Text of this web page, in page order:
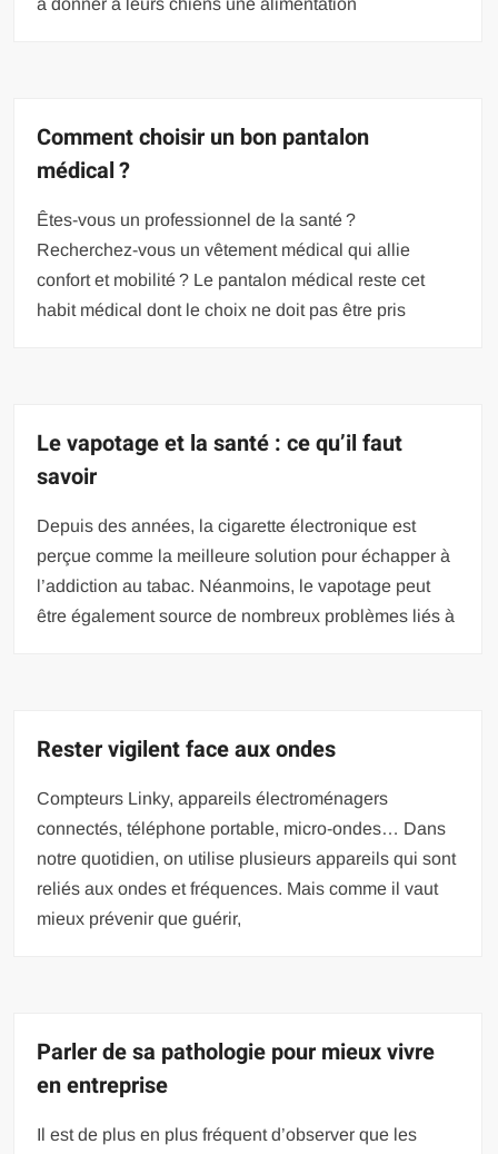
à donner à leurs chiens une alimentation
Comment choisir un bon pantalon
médical ?
Êtes-vous un professionnel de la santé ?
Recherchez-vous un vêtement médical qui allie
confort et mobilité ? Le pantalon médical reste cet
habit médical dont le choix ne doit pas être pris
Le vapotage et la santé : ce qu’il faut
savoir
Depuis des années, la cigarette électronique est
perçue comme la meilleure solution pour échapper à
l’addiction au tabac. Néanmoins, le vapotage peut
être également source de nombreux problèmes liés à
Rester vigilent face aux ondes
Compteurs Linky, appareils électroménagers
connectés, téléphone portable, micro-ondes… Dans
notre quotidien, on utilise plusieurs appareils qui sont
reliés aux ondes et fréquences. Mais comme il vaut
mieux prévenir que guérir,
Parler de sa pathologie pour mieux vivre
en entreprise
Il est de plus en plus fréquent d’observer que les